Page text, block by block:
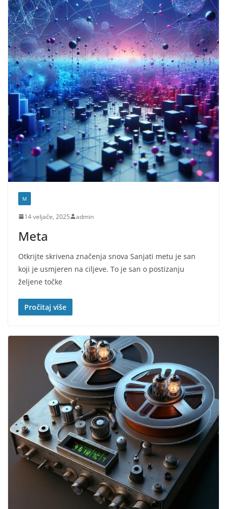
M
14 veljače, 2025 admin
Meta
Otkrijte skrivena značenja snova Sanjati metu je san
koji je usmjeren na ciljeve. To je san o postizanju
željene točke
Pročitaj više